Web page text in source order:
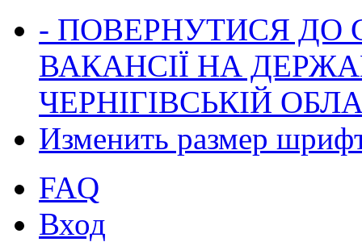
- ПОВЕРНУТИСЯ ДО
ВАКАНСІЇ НА
ЧЕРНІГІВСЬКІЙ
Изменить размер
FAQ
Вход